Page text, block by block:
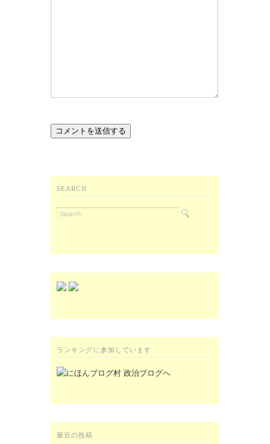
SEARCH
ランキングに参加しています
最近の投稿